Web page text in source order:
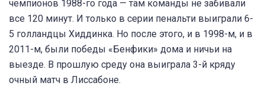
чемпионов 1988-го года — там команды не забивали
все 120 минут. И только в серии пенальти выиграли 6-
5 голландцы Хиддинка. Но после этого, и в 1998-м, и в
2011-м, были победы «Бенфики» дома и ничьи на
выезде. В прошлую среду она выиграла 3-й кряду
очный матч в Лиссабоне.